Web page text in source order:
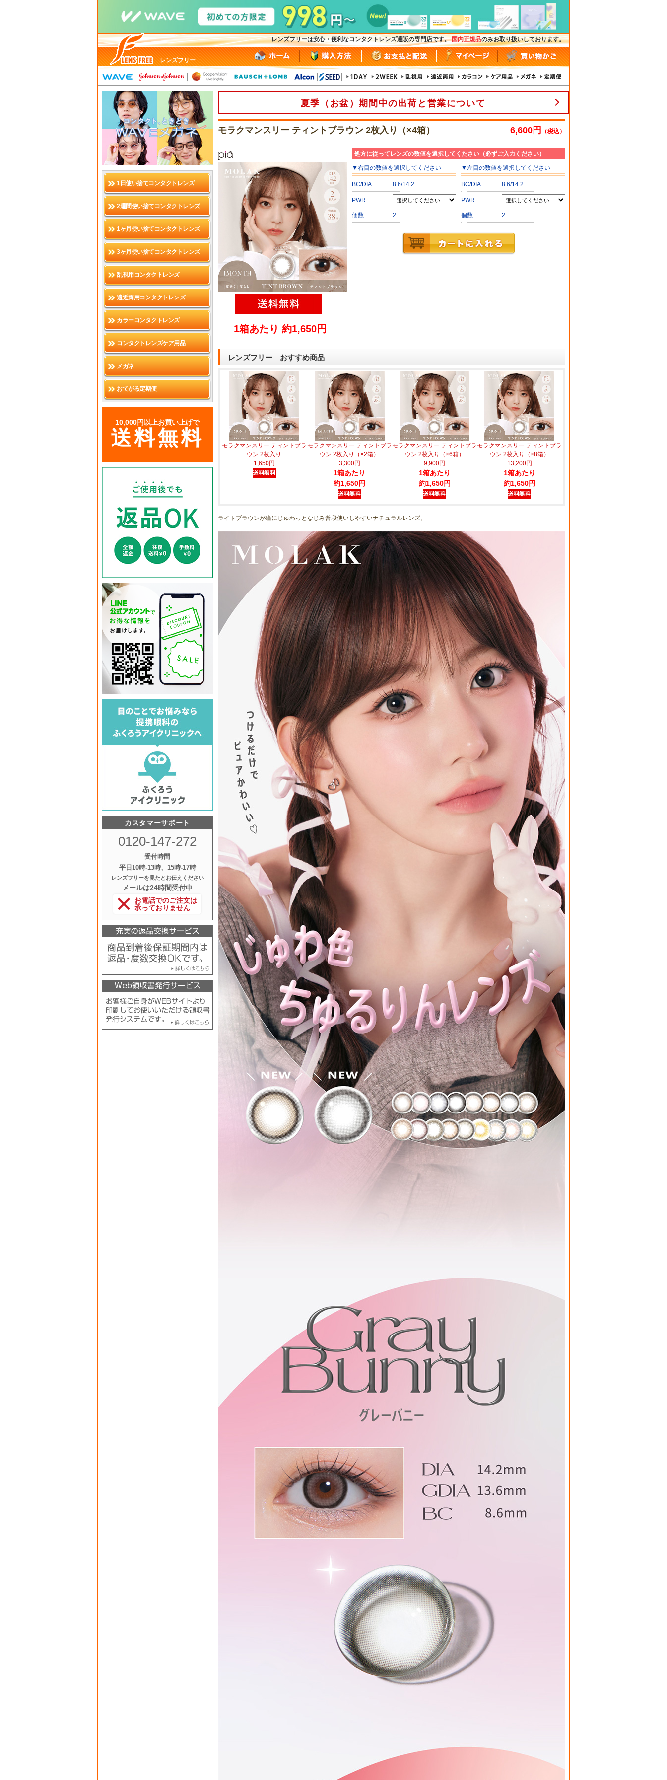
レンズフリーは安心・便利なコンタクトレンズ通販の専門店です。国内正規品のみお取り扱いしております。
レンズフリー
1日使い捨てコンタクトレンズ
2週間使い捨てコンタクトレンズ
1ヶ月使い捨てコンタクトレンズ
3ヶ月使い捨てコンタクトレンズ
乱視用コンタクトレンズ
遠近両用コンタクトレンズ
カラーコンタクトレンズ
コンタクトレンズケア用品
メガネ
おてがる定期便
10,000円以上お買い上げで
送料無料
カスタマーサポート
0120-147-272
受付時間
平日10時‐13時、15時‐17時
レンズフリーを見たとお伝えください
メールは24時間受付中
お電話でのご注文は
承っておりません
夏季（お盆）期間中の出荷と営業について
モラクマンスリー ティントブラウン 2枚入り（×4箱） 6,600円 （税込）
1箱あたり 約1,650円
処方に従ってレンズの数値を選択してください（必ずご入力ください）
▼右目の数値を選択してください
BC/DIA 8.6/14.2
PWR
個数 2
▼左目の数値を選択してください
BC/DIA 8.6/14.2
PWR
個数 2
レンズフリー おすすめ商品
モラクマンスリー ティントブラ
ウン 2枚入り
1,650円
モラクマンスリー ティントブラ
ウン 2枚入り（×2箱）
3,300円
1箱あたり
約1,650円
モラクマンスリー ティントブラ
ウン 2枚入り（×6箱）
9,900円
1箱あたり
約1,650円
モラクマンスリー ティントブラ
ウン 2枚入り（×8箱）
13,200円
1箱あたり
約1,650円
ライトブラウンが瞳にじゅわっとなじみ普段使いしやすいナチュラルレンズ。